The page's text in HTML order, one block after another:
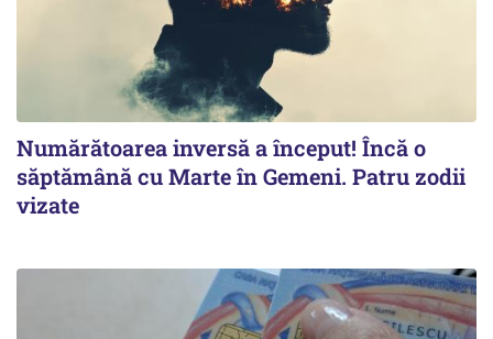
Numărătoarea inversă a început! Încă o
săptămână cu Marte în Gemeni. Patru zodii
vizate